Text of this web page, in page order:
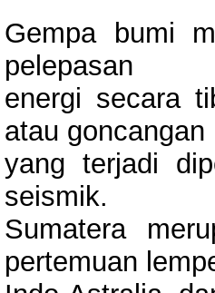
Gempa bumi
pelepasan
energi secara
atau goncangan
yang terjadi
seismik.
Sumatera
pertemuan